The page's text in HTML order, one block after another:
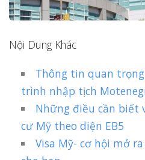
Nội Dung Khác
Thông tin quan
trình nhập tịch
Những điều cần biết
cư Mỹ theo diện EB5
Visa Mỹ- cơ hội mở